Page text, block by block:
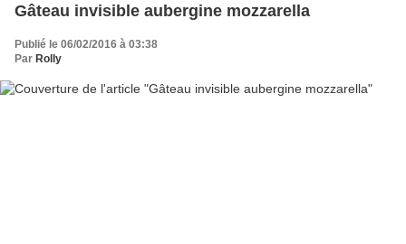
Gâteau invisible aubergine mozzarella
Publié le 06/02/2016 à 03:38
Par Rolly